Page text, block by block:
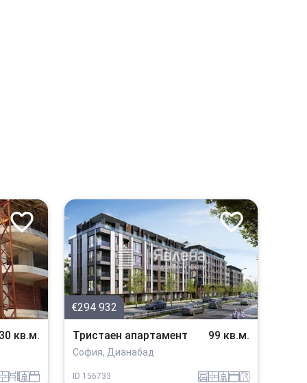
кв.м.
tuhlaobzavejdne_0 sanitarno_pomeshtenie spalnia
€294 932
Тристаен апартамент 99 кв.м.
София, Дианабад
ID 156733 garajtuhla sanitarno_pomeshtenie spalniav_blizost_do_asfaltiran_put